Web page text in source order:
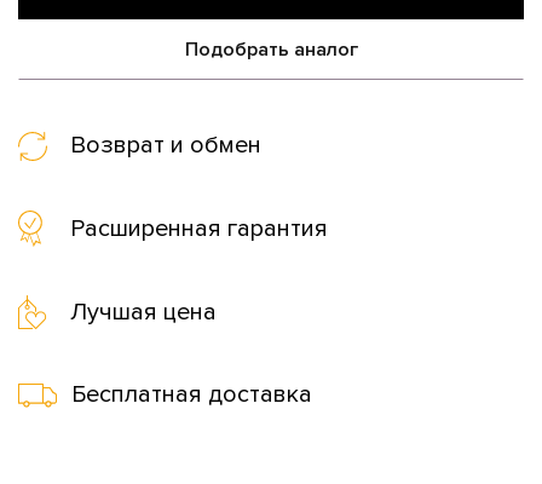
Подобрать аналог
Возврат и обмен
Расширенная гарантия
Лучшая цена
Бесплатная доставка